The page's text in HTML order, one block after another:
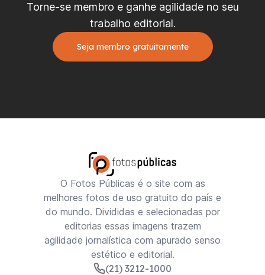
Torne-se membro e ganhe agilidade no seu
trabalho editorial.
Seja membro gratuitamente
O Fotos Públicas é o site com as
melhores fotos de uso gratuito do país e
do mundo. Divididas e selecionadas por
editorias essas imagens trazem
agilidade jornalística com apurado senso
estético e editorial.
(21) 3212-1000